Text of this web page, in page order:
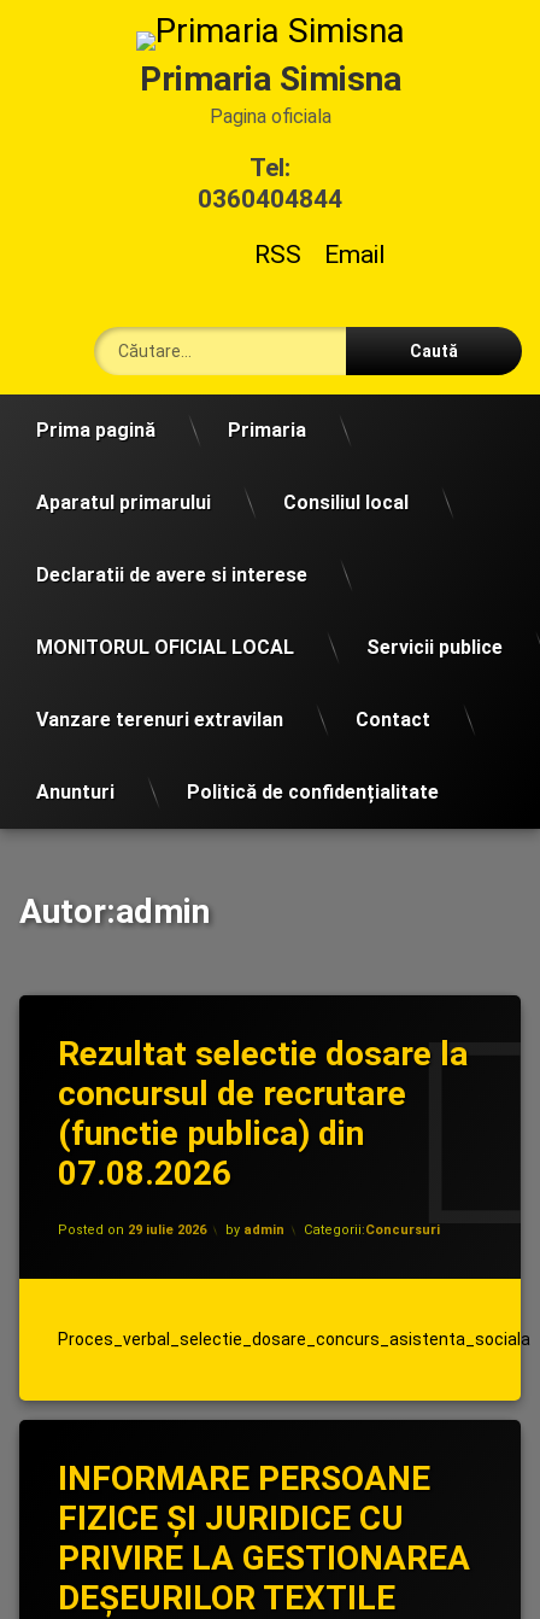
Primaria Simisna
Pagina oficiala
Tel:
0360404844
RSS
Email
Prima pagină Primaria
Aparatul primarului Consiliul local
Declaratii de avere si interese
MONITORUL OFICIAL LOCAL Servicii publice
Vanzare terenuri extravilan Contact
Anunturi Politică de confidențialitate
Autor:admin
Rezultat selectie dosare la
concursul de recrutare
(functie publica) din
07.08.2026
Posted on 29 iulie 2026 by admin Categorii:Concursuri
Proces_verbal_selectie_dosare_concurs_asistenta_sociala
INFORMARE PERSOANE
FIZICE ȘI JURIDICE CU
PRIVIRE LA GESTIONAREA
DEȘEURILOR TEXTILE